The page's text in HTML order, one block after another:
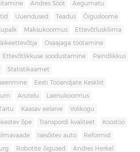
Andres Sööt Aegumatu
Uuendused Teadus Õigusloome
Maksukoormus Ettevõtluskliima
Osaajaga töötamine
Ettevõtlikkuse soodustamine Paindlikkus
Statistikaamet
Eesti Tööandjate Keskliit
Arutelu Laenukoormus
Kaasav eelarve Volikogu
õpe Transpordi kvaliteet Koostöö
Isesõitev auto Reformid
Robotite õigused Andres Herkel